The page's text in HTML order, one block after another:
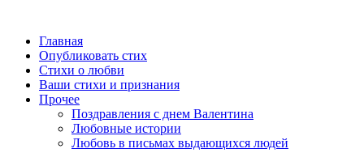
Главная
Опубликовать стих
Стихи о любви
Ваши стихи и признания
Прочее
Поздравления с днем Валентина
Любовные истории
Любовь в письмах выдающихся людей